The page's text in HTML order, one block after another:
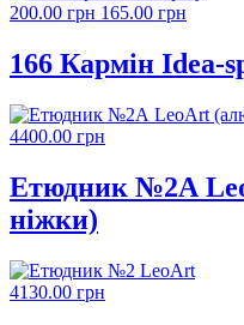
200.00 грн 165.00 грн
166 Кармін Idea-
4400.00 грн
Етюдник №2А
ніжки)
4130.00 грн